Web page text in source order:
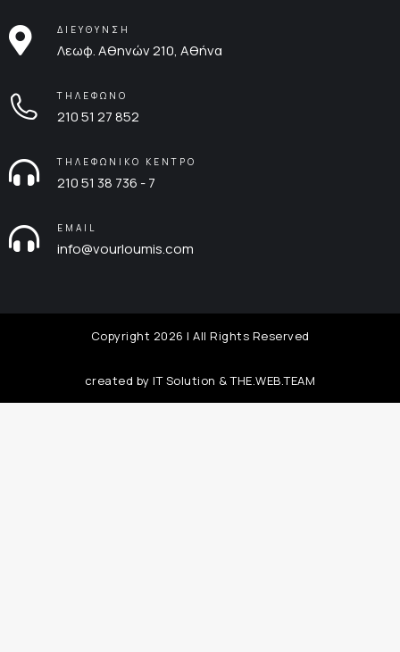
ΔΙΕΥΘΥΝΣΗ
Λεωφ. Αθηνών 210, Αθήνα
ΤΗΛΕΦΩΝΟ
210 51 27 852
ΤΗΛΕΦΩΝΙΚΟ ΚΕΝΤΡΟ
210 51 38 736 - 7
EMAIL
info@vourloumis.com
Copyright 2026 | All Rights Reserved
created byIT Solution &THE.WEB.TEAM